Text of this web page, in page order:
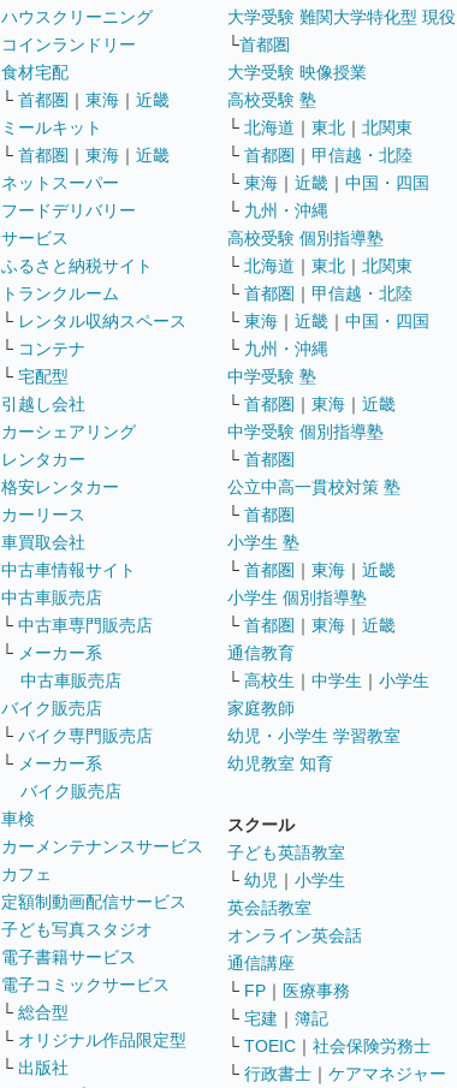
ハウスクリーニング
コインランドリー
食材宅配
└ 首都圏 ｜ 東海 ｜ 近畿
ミールキット
└ 首都圏 ｜ 東海 ｜ 近畿
ネットスーパー
フードデリバリー
サービス
ふるさと納税サイト
トランクルーム
└ レンタル収納スペース
└ コンテナ
└ 宅配型
引越し会社
カーシェアリング
レンタカー
格安レンタカー
カーリース
車買取会社
中古車情報サイト
中古車販売店
└ 中古車専門販売店
└ メーカー系
中古車販売店
バイク販売店
└ バイク専門販売店
└ メーカー系
バイク販売店
車検
カーメンテナンスサービス
カフェ
定額制動画配信サービス
子ども写真スタジオ
電子書籍サービス
電子コミックサービス
└ 総合型
└ オリジナル作品限定型
└ 出版社
大学受験 難関大学特化型 現役
└首都圏
大学受験 映像授業
高校受験 塾
└ 北海道 ｜ 東北 ｜ 北関東
└ 首都圏 ｜ 甲信越・北陸
└ 東海 ｜ 近畿 ｜ 中国・四国
└ 九州・沖縄
高校受験 個別指導塾
└ 北海道 ｜ 東北 ｜ 北関東
└ 首都圏 ｜ 甲信越・北陸
└ 東海 ｜ 近畿 ｜ 中国・四国
└ 九州・沖縄
中学受験 塾
└ 首都圏 ｜ 東海 ｜ 近畿
中学受験 個別指導塾
└ 首都圏
公立中高一貫校対策 塾
└ 首都圏
小学生 塾
└ 首都圏 ｜ 東海 ｜ 近畿
小学生 個別指導塾
└ 首都圏 ｜ 東海 ｜ 近畿
通信教育
└ 高校生 ｜ 中学生 ｜ 小学生
家庭教師
幼児・小学生 学習教室
幼児教室 知育
スクール
子ども英語教室
└ 幼児 ｜ 小学生
英会話教室
オンライン英会話
通信講座
└ FP ｜ 医療事務
└ 宅建 ｜ 簿記
└ TOEIC ｜ 社会保険労務士
└ 行政書士 ｜ ケアマネジャー